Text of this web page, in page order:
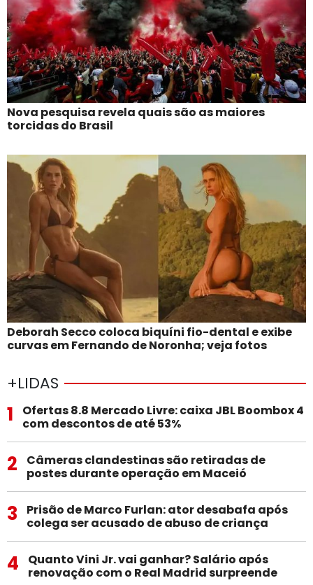
Nova pesquisa revela quais são as maiores
torcidas do Brasil
Deborah Secco coloca biquíni fio-dental e exibe
curvas em Fernando de Noronha; veja fotos
+LIDAS
1
Ofertas 8.8 Mercado Livre: caixa JBL Boombox 4
com descontos de até 53%
2
Câmeras clandestinas são retiradas de
postes durante operação em Maceió
3
Prisão de Marco Furlan: ator desabafa após
colega ser acusado de abuso de criança
4
Quanto Vini Jr. vai ganhar? Salário após
renovação com o Real Madrid surpreende